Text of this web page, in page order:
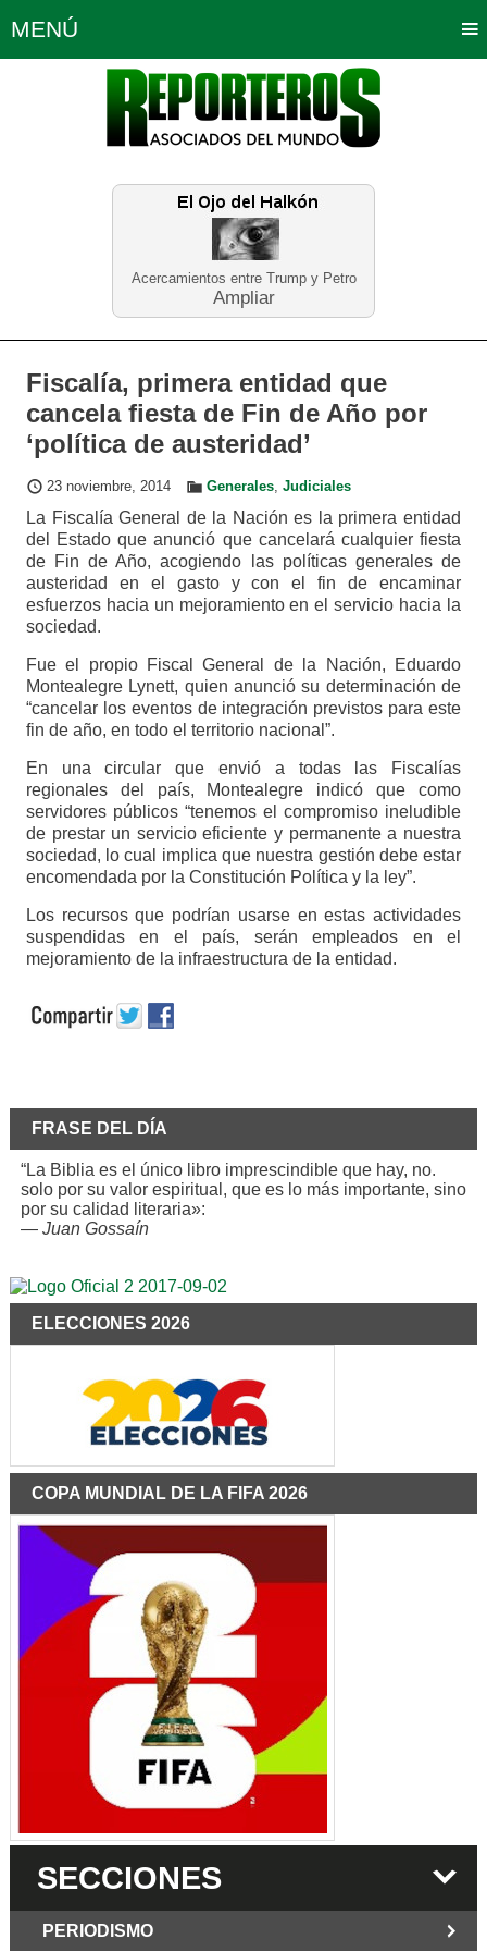
Acercamientos entre Trump y Petro
Ampliar
MENÚ
Política Opinión Bogotá
Planeta Tierra Deportes
Educación Neira
Fiscalía, primera entidad que
cancela fiesta de Fin de Año por
‘política de austeridad’
23 noviembre, 2014 Generales, Judiciales
La Fiscalía General de la Nación es la primera entidad
del Estado que anunció que cancelará cualquier fiesta
de Fin de Año, acogiendo las políticas generales de
austeridad en el gasto y con el fin de encaminar
esfuerzos hacia un mejoramiento en el servicio hacia la
sociedad.
Fue el propio Fiscal General de la Nación, Eduardo
Montealegre Lynett, quien anunció su determinación de
“cancelar los eventos de integración previstos para este
fin de año, en todo el territorio nacional”.
En una circular que envió a todas las Fiscalías
regionales del país, Montealegre indicó que como
servidores públicos “tenemos el compromiso ineludible
de prestar un servicio eficiente y permanente a nuestra
sociedad, lo cual implica que nuestra gestión debe estar
encomendada por la Constitución Política y la ley”.
Los recursos que podrían usarse en estas actividades
suspendidas en el país, serán empleados en el
mejoramiento de la infraestructura de la entidad.
FRASE DEL DÍA
“La Biblia es el único libro imprescindible que hay, no.
solo por su valor espiritual, que es lo más importante, sino
por su calidad literaria»:
— Juan Gossaín
ELECCIONES 2026
COPA MUNDIAL DE LA FIFA 2026
SECCIONES
PERIODISMO